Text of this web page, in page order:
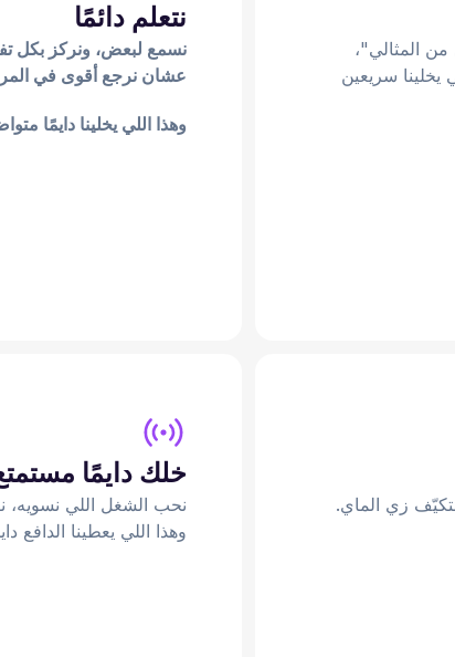
أفضل من المثالي"،
يخلينا سريعين
نتعلم دائمًا
نسمع لبعض، ونركز بكل
عشان نرجع أقوى في
وهذا اللي يخلينا دايمًا
زي الماي.
خلك دايمًا
نحب الشغل اللي نسويه،
وهذا اللي يعطينا الدافع